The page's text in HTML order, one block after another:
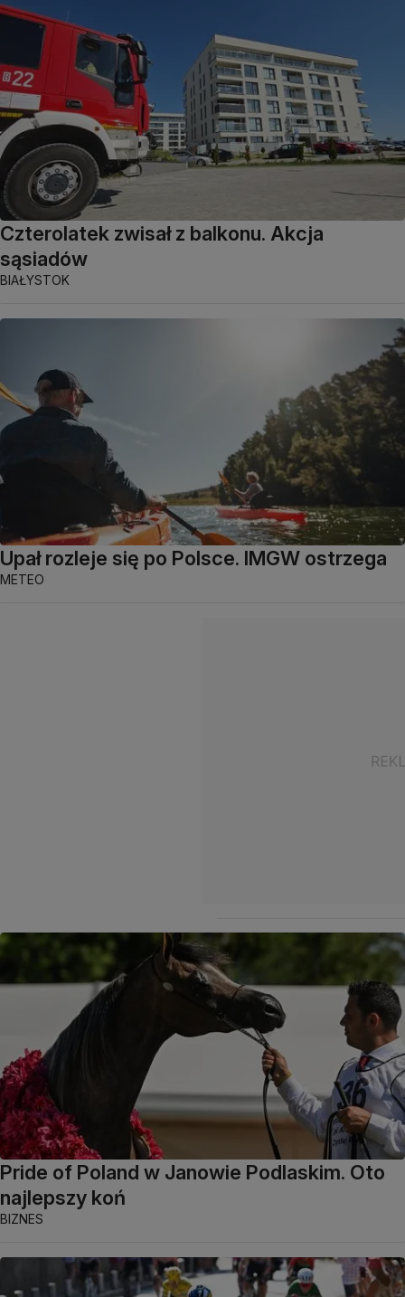
Czterolatek zwisał z balkonu. Akcja
sąsiadów
BIAŁYSTOK
Upał rozleje się po Polsce. IMGW ostrzega
METEO
Pride of Poland w Janowie Podlaskim. Oto
najlepszy koń
BIZNES